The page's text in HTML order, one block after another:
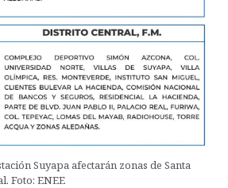
Suyapa afectarán zonas de Santa
Foto: ENEE